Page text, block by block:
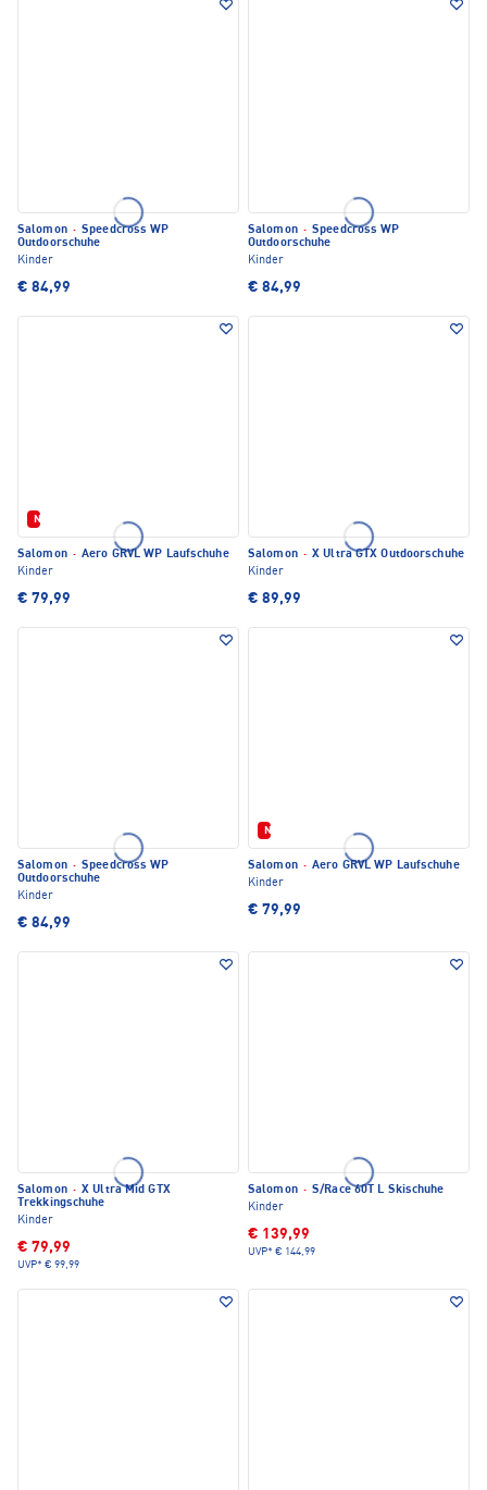
Salomon · Speedcross WP
Outdoorschuhe
Kinder
€ 84,99
Salomon · Speedcross WP
Outdoorschuhe
Kinder
€ 84,99
Neu
Salomon · Aero GRVL WP Laufschuhe
Kinder
€ 79,99
Salomon · X Ultra GTX Outdoorschuhe
Kinder
€ 89,99
Salomon · Speedcross WP
Outdoorschuhe
Kinder
€ 84,99
Neu
Salomon · Aero GRVL WP Laufschuhe
Kinder
€ 79,99
Salomon · X Ultra Mid GTX
Trekkingschuhe
Kinder
€ 79,99
UVP* € 99,99
Salomon · S/Race 60T L Skischuhe
Kinder
€ 139,99
UVP* € 144,99